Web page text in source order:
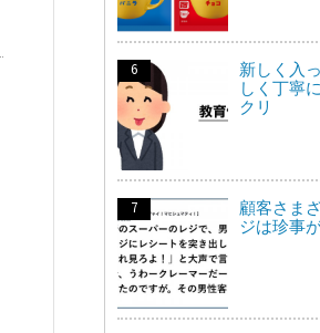
新しく入
しく丁寧
クリ
顧客さま
ジは珍事